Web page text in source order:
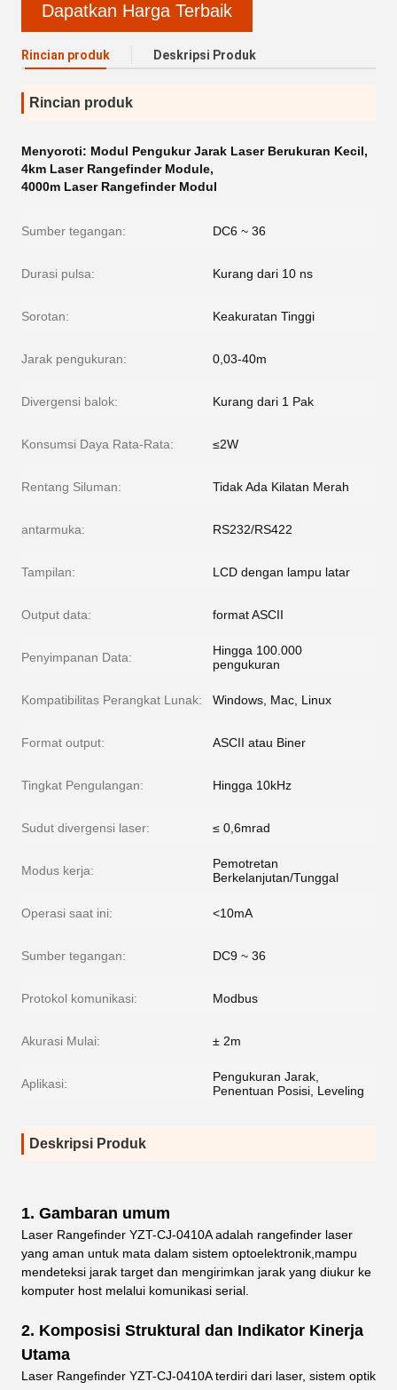
Dapatkan Harga Terbaik
Rincian produk Deskripsi Produk
Rincian produk
Menyoroti: Modul Pengukur Jarak Laser Berukuran Kecil,
4km Laser Rangefinder Module,
4000m Laser Rangefinder Modul
Sumber tegangan: DC6 ~ 36
Durasi pulsa: Kurang dari 10 ns
Sorotan: Keakuratan Tinggi
Jarak pengukuran: 0,03-40m
Divergensi balok: Kurang dari 1 Pak
Konsumsi Daya Rata-Rata: ≤2W
Rentang Siluman: Tidak Ada Kilatan Merah
antarmuka: RS232/RS422
Tampilan: LCD dengan lampu latar
Output data: format ASCII
Penyimpanan Data:
Hingga 100.000
pengukuran
Kompatibilitas Perangkat Lunak: Windows, Mac, Linux
Format output: ASCII atau Biner
Tingkat Pengulangan: Hingga 10kHz
Sudut divergensi laser: ≤ 0,6mrad
Modus kerja:
Pemotretan
Berkelanjutan/Tunggal
Operasi saat ini: <10mA
Sumber tegangan: DC9 ~ 36
Protokol komunikasi: Modbus
Akurasi Mulai: ± 2m
Aplikasi:
Pengukuran Jarak,
Penentuan Posisi, Leveling
Deskripsi Produk
1. Gambaran umum
Laser Rangefinder YZT-CJ-0410A adalah rangefinder laser
yang aman untuk mata dalam sistem optoelektronik,mampu
mendeteksi jarak target dan mengirimkan jarak yang diukur ke
komputer host melalui komunikasi serial.
2. Komposisi Struktural dan Indikator Kinerja
Utama
Laser Rangefinder YZT-CJ-0410A terdiri dari laser, sistem optik